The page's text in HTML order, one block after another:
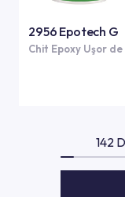
2956 Epotech G
Chit Epoxy Uşor
142